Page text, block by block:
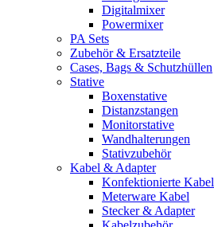
Digitalmixer
Powermixer
PA Sets
Zubehör & Ersatzteile
Cases, Bags & Schutzhüllen
Stative
Boxenstative
Distanzstangen
Monitorstative
Wandhalterungen
Stativzubehör
Kabel & Adapter
Konfektionierte Kabel
Meterware Kabel
Stecker & Adapter